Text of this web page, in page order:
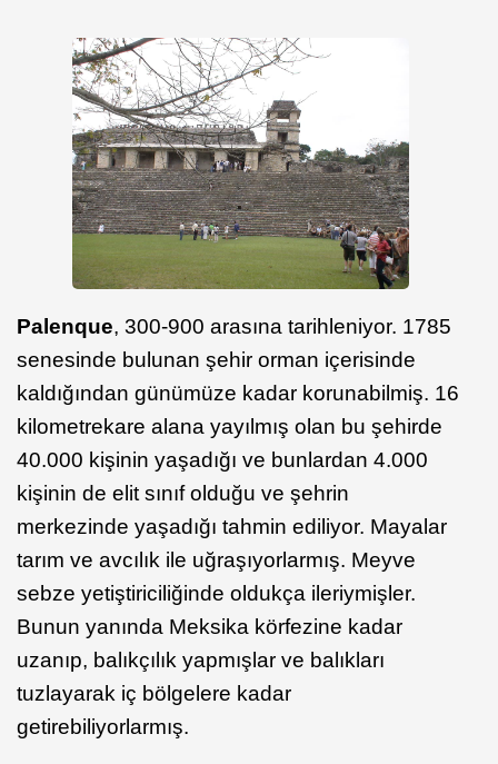
Palenque, 300-900 arasına tarihleniyor. 1785
senesinde bulunan şehir orman içerisinde
kaldığından günümüze kadar korunabilmiş. 16
kilometrekare alana yayılmış olan bu şehirde
40.000 kişinin yaşadığı ve bunlardan 4.000
kişinin de elit sınıf olduğu ve şehrin
merkezinde yaşadığı tahmin ediliyor. Mayalar
tarım ve avcılık ile uğraşıyorlarmış. Meyve
sebze yetiştiriciliğinde oldukça ileriymişler.
Bunun yanında Meksika körfezine kadar
uzanıp, balıkçılık yapmışlar ve balıkları
tuzlayarak iç bölgelere kadar
getirebiliyorlarmış.